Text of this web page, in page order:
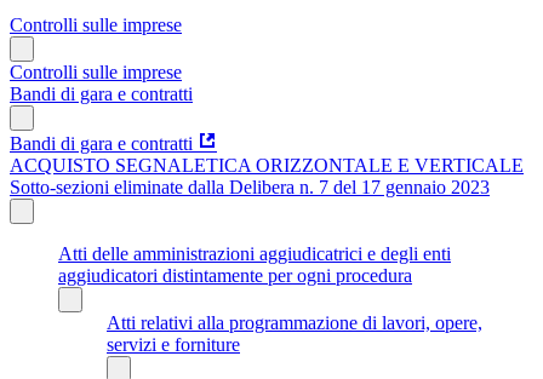
Controlli sulle imprese
Controlli sulle imprese
Bandi di gara e contratti
Bandi di gara e contratti
ACQUISTO SEGNALETICA ORIZZONTALE E VERTICALE
Sotto-sezioni eliminate dalla Delibera n. 7 del 17 gennaio 2023
Atti delle amministrazioni aggiudicatrici e degli enti
aggiudicatori distintamente per ogni procedura
Atti relativi alla programmazione di lavori, opere,
servizi e forniture